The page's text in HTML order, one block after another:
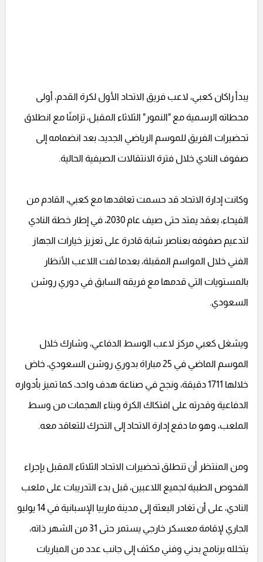
يبدأ راكان كعبي، لاعب فريق الاتحاد الأول لكرة القدم، أولى
محطاته الرسمية مع "النمور" الثلاثاء المقبل، تزامنًا مع انطلاق
تحضيرات الفريق للموسم الرياضي الجديد، بعد انضمامه إلى
صفوف النادي خلال فترة الانتقالات الصيفية الحالية.
وكانت إدارة الاتحاد قد حسمت تعاقدها مع كعبي، القادم من
الفيحاء، بعقد يمتد حتى صيف عام 2030، في إطار خطة النادي
لتدعيم صفوفه بعناصر شابة قادرة على تعزيز خيارات الجهاز
الفني خلال المواسم المقبلة، بعدما لفت اللاعب الأنظار
بالمستويات التي قدمها مع فريقه السابق في دوري روشن
السعودي.
ويشغل كعبي مركز لاعب الوسط الدفاعي، وشارك خلال
الموسم الماضي في 25 مباراة بدوري روشن السعودي، خاض
خلالها 1711 دقيقة، ونجح في صناعة هدف واحد، كما تميز بأدواره
الدفاعية وقدرته على افتكاك الكرة وبناء الهجمات من وسط
الملعب، وهو ما دفع إدارة الاتحاد إلى التحرك للتعاقد معه.
ومن المنتظر أن تنطلق تحضيرات الاتحاد الثلاثاء المقبل بإجراء
الفحوص الطبية لجميع اللاعبين، قبل بدء التدريبات على ملعب
النادي، على أن تغادر البعثة إلى مدينة ماربيا الإسبانية في 14 يوليو
الجاري لإقامة معسكر خارجي يستمر حتى 31 من الشهر ذاته،
يتخلله برنامج بدني وفني مكثف إلى جانب عدد من المباريات